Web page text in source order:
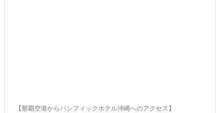
【那覇空港からパシフィックホテル沖縄へのアクセス】